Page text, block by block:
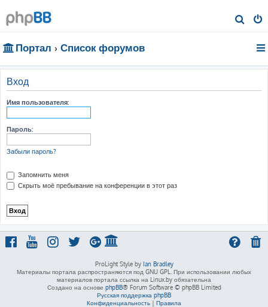
о
Портал Список форумов
Вход
Имя пользователя:
Пароль:
Забыли пароль?
Запомнить меня
Скрыть моё пребывание на конференции в этот раз
ProLight Style by Ian Bradley
Материалы портала распространяются под GNU GPL. При использовании любых
материалов портала ссылка на Linux.by обязательна
Создано на основе phpBB® Forum Software © phpBB Limited
Русская поддержка phpBB
Конфиденциальность | Правила